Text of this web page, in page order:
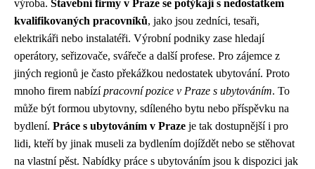
výroba. Stavební firmy v Praze se potýkají s nedostatkem
kvalifikovaných pracovníků, jako jsou zedníci, tesaři,
elektrikáři nebo instalatéři. Výrobní podniky zase hledají
operátory, seřizovače, svářeče a další profese. Pro zájemce z
jiných regionů je často překážkou nedostatek ubytování. Proto
mnoho firem nabízípracovní pozice v Praze s ubytováním. To
může být formou ubytovny, sdíleného bytu nebo příspěvku na
bydlení. Práce s ubytováním v Praze je tak dostupnější i pro
lidi, kteří by jinak museli za bydlením dojíždět nebo se stěhovat
na vlastní pěst. Nabídky práce s ubytováním jsou k dispozici jak